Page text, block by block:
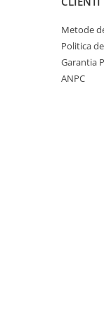
Metode
Politica
Garantia
ANPC